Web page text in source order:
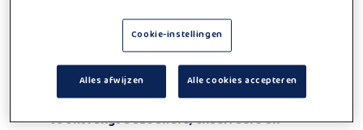
informeertklantenover leveringen en planning
stemt af met productieover beschikbaarheid
en timing
Je maakttransportdocumentenop (EU en
export)Je registreert en volgt klachten op
Jeontvangt bezoekers, chauffeurs en
Cookie-instellingen
Alles afwijzen Alle cookies accepteren